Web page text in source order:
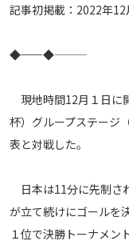
記事初掲載：2022年12
―――◆――◆―――
現地時間12月１日に
杯）グループステージ
表と対戦した。
日本は11分に先制さ
が立て続けにゴールを
１位で決勝トーナメン